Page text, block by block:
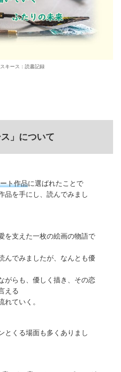
キース：読書記録
」について
ト作品に選ばれたことで
品を手にし、読んでみまし
を支えた一枚の絵画の物語で
んでみましたが、なんとも優
がらも、優しく描き、その恋
える
れていく。
とくる場面も多くありまし